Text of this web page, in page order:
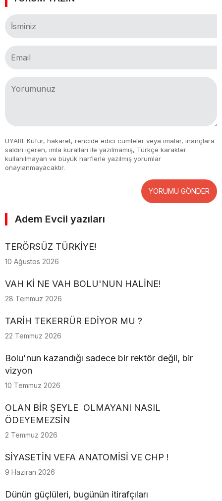
UYARI: Küfür, hakaret, rencide edici cümleler veya imalar, inançlara
saldırı içeren, imla kuralları ile yazılmamış, Türkçe karakter
kullanılmayan ve büyük harflerle yazılmış yorumlar
onaylanmayacaktır.
YORUMU GÖNDER
Adem Evcil yazıları
TERÖRSÜZ TÜRKİYE!
10 Ağustos 2026
VAH Kİ NE VAH BOLU'NUN HALİNE!
28 Temmuz 2026
TARİH TEKERRÜR EDİYOR MU ?
22 Temmuz 2026
Bolu'nun kazandığı sadece bir rektör değil, bir
vizyon
10 Temmuz 2026
OLAN BİR ŞEYLE OLMAYANI NASIL
ÖDEYEMEZSİN
2 Temmuz 2026
SİYASETİN VEFA ANATOMİSİ VE CHP !
9 Haziran 2026
Dünün güçlüleri, bugünün itirafçıları